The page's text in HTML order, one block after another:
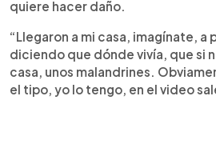
quiere hacer daño.
“Llegaron a mi casa, imagínate, a
diciendo que dónde vivía, que si
casa, unos malandrines.
el tipo, yo lo tengo, en el video